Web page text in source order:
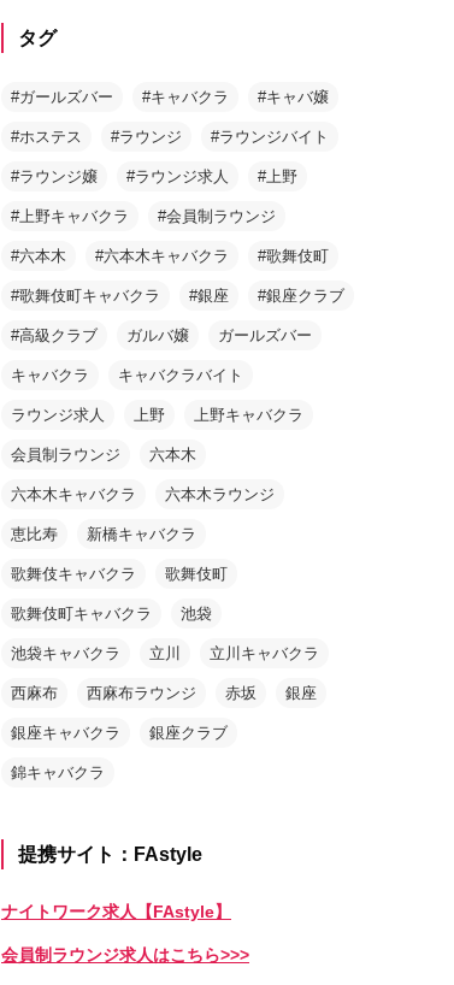
タグ
#ガールズバー #キャバクラ #キャバ嬢
#ホステス #ラウンジ #ラウンジバイト
#ラウンジ嬢 #ラウンジ求人 #上野
#上野キャバクラ #会員制ラウンジ
#六本木 #六本木キャバクラ #歌舞伎町
#歌舞伎町キャバクラ #銀座 #銀座クラブ
#高級クラブ ガルバ嬢 ガールズバー
キャバクラ キャバクラバイト
ラウンジ求人 上野 上野キャバクラ
会員制ラウンジ 六本木
六本木キャバクラ 六本木ラウンジ
恵比寿 新橋キャバクラ
歌舞伎キャバクラ 歌舞伎町
歌舞伎町キャバクラ 池袋
池袋キャバクラ 立川 立川キャバクラ
西麻布 西麻布ラウンジ 赤坂 銀座
銀座キャバクラ 銀座クラブ
錦キャバクラ
提携サイト：FAstyle
ナイトワーク求人【FAstyle】
会員制ラウンジ求人はこちら>>>